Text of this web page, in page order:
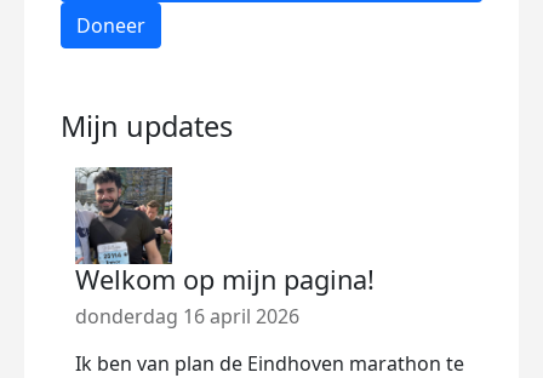
Doneer
Mijn updates
Welkom op mijn pagina!
donderdag 16 april 2026
Ik ben van plan de Eindhoven marathon te